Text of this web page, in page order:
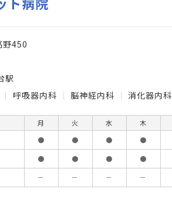
野450
駅
呼吸器内科 脳神経内科 消化器内科
月 火 水 木
● ● ● ●
● ● ● ●
－ － － －